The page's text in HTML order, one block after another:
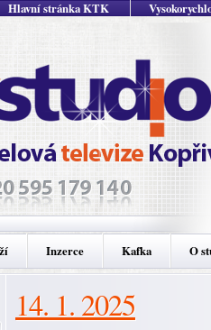
Hlavní stránka KTK
Inzerce Kafka O
14. 1. 2025